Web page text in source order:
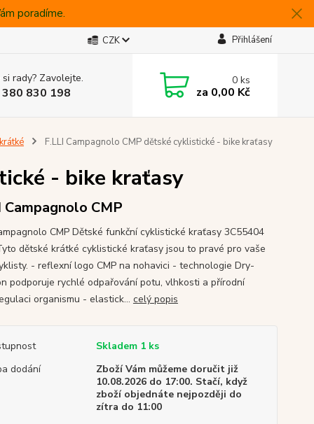
poradíme.
CZK Přihlášení
rady? Zavolejte.
830 198
0ks
za 0,00 Kč
F.LLI Campagnolo CMP dětské cyklistické - bike kraťasy
- bike kraťasy
Campagnolo CMP
CMP Dětské funkční cyklistické kraťasy 3C55404
dětské krátké cyklistické kraťasy jsou to pravé pro vaše
- reflexní logo CMP na nohavici - technologie Dry-
podporuje rychlé odpařování potu, vlhkosti a přírodní
organismu - elastick... celý popis
Skladem 1 ks
dodání
Zboží Vám můžeme doručit již
10.08.2026 do 17:00. Stačí, když
zboží objednáte nejpozději do
zítra do 11:00